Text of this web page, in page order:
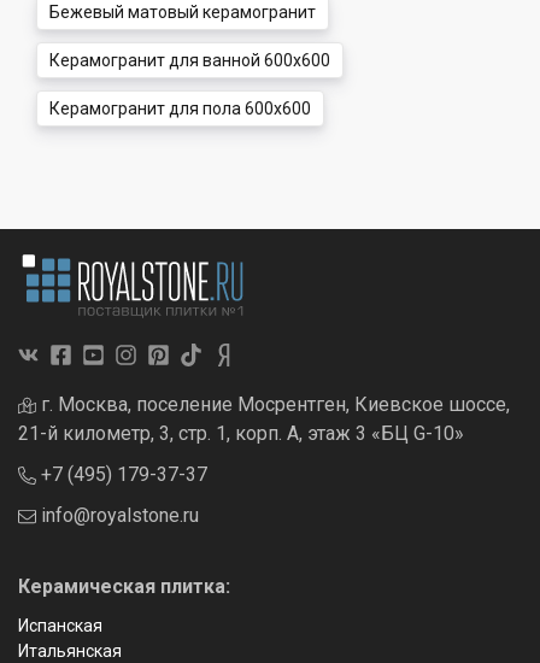
Бежевый матовый керамогранит
Керамогранит для ванной 600x600
Керамогранит для пола 600x600
г. Москва, поселение Мосрентген, Киевское шоссе,
21-й километр, 3, стр. 1, корп. А, этаж 3 «БЦ G-10»
+7 (495) 179-37-37
info@royalstone.ru
Керамическая плитка:
Испанская
Итальянская